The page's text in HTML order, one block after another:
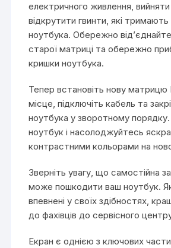
електричного живлення,
відкрутити гвинти, які
ноутбука. Обережно від’єднайте
старої матриці та обережно
кришки ноутбука.
Тепер встановіть нову матрицю
місце, підключіть кабель та
ноутбука у зворотному порядку.
ноутбук і насолоджуйтесь
контрастними кольорами на
Зверніть увагу, що самостійна
може пошкодити ваш ноутбук.
впевнені у своїх здібностях,
до фахівців до сервісного
Екран є однією з ключових